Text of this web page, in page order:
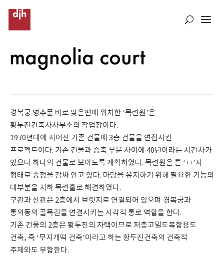
magnolia court
경복궁 영추문 바로 맞은편에 위치한 ‘목련원’은
황두진건축사사무소의 작업장이다.
1970년대에 지어진 기존 건물에 3층 건물을 연접시킨
프로젝트이다. 기존 건물과 증축 부분 사이에 40년이라는 시간차가
있으나 하나의 건물로 보이도록 계획하였다. 목련원은 튼 ‘ㅁ’자
형태로 중정을 감싸 안고 있다. 마당을 유지하기 위해 필요한 기능의
대부분을 지하 목련홀로 해결하였다.
구관과 신관은 2층에서 브릿지로 연결되어 있으며 경복궁과
통의동의 골목길을 연결시키는 시각적 통로 역할을 한다.
기존 건물의 2층은 황두진의 자택이므로 저층고밀도복합용도
건축, 즉 ‘무지개떡 건축’이라고 하는 황두진건축의 건축적
주제와도 부합한다.